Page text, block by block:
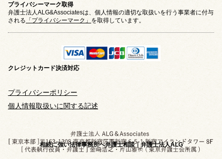
相続に強い法律事務所へ弁護士相談｜弁護士法人ALG
プライバシーマーク取得
弁護士法人ALG&Associatesは、個人情報の適切な取扱いを行う事業者に付与
される 「プライバシーマーク」 を取得しています。
クレジットカード決済対応
プライバシーポリシー
個人情報取扱いに関する記述